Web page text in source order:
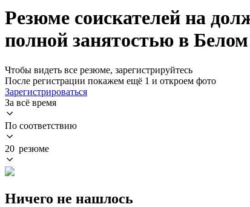
Резюме соискателей на
полной занятостью в
Чтобы видеть все резюме, зарегистрируйтесь
После регистрации покажем ещё 1 и откроем фото
Зарегистрироваться
За всё время
По соответствию
20 резюме
Ничего не нашлось